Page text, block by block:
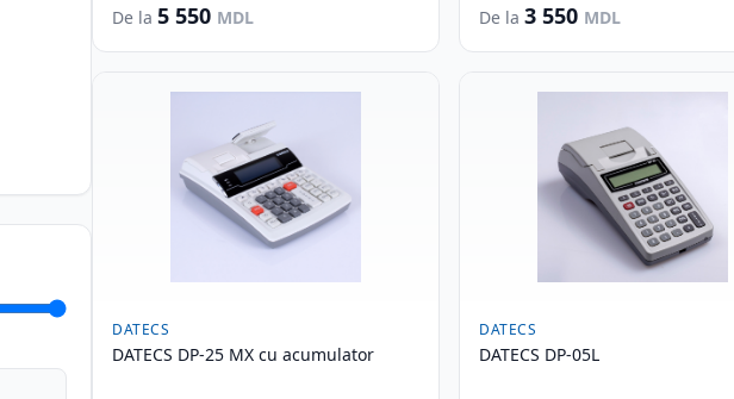
De la 5 550 MDL De la 3 550 MDL
DATECS
DATECS DP-25 MX cu acumulator
DATECS
DATECS DP-05L